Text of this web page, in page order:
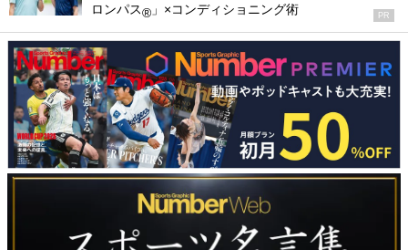
ロンパス® 」×コンディショニング術 PR